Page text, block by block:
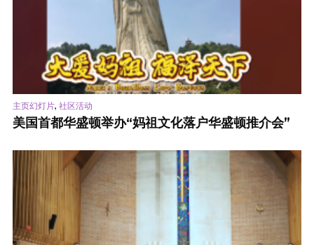
主页幻灯片, 社区活动
美国首都华盛顿举办“妈祖文化落户华盛顿推介会”